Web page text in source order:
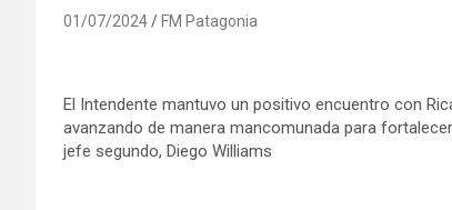
01/07/2024 FM Patagonia
El Intendente mantuvo un positivo encuentro con
avanzando de manera mancomunada para
jefe segundo, Diego Williams